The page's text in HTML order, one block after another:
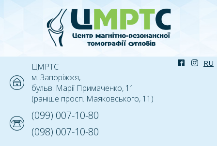
ЦМРТС
м. Запоріжжя,
бульв. Марії Примаченко, 11
(раніше просп. Маяковського, 11)
(099) 007-10-80
(098) 007-10-80